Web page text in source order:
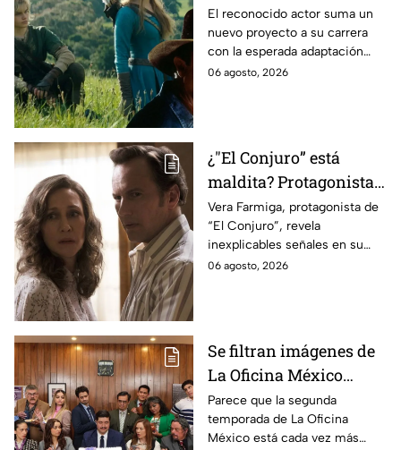
antes de morir: esto es
lo que se sabe hasta
ahora
El reconocido actor suma un
nuevo proyecto a su carrera
con la esperada adaptación
cinematográfica del popular
06 agosto, 2026
¿"El Conjuro” está
maldita? Protagonista
revela INQUIETANTES
señales en su cuerpo
durante la grabación de
la película
Vera Farmiga, protagonista de
“El Conjuro”, revela
inexplicables señales en su
cuerpo durante el rodaje de la
06 agosto, 2026
Se filtran imágenes de
La Oficina México
temporada 2 y un
detalle desata teorías
Parece que la segunda
temporada de La Oficina
México está cada vez más